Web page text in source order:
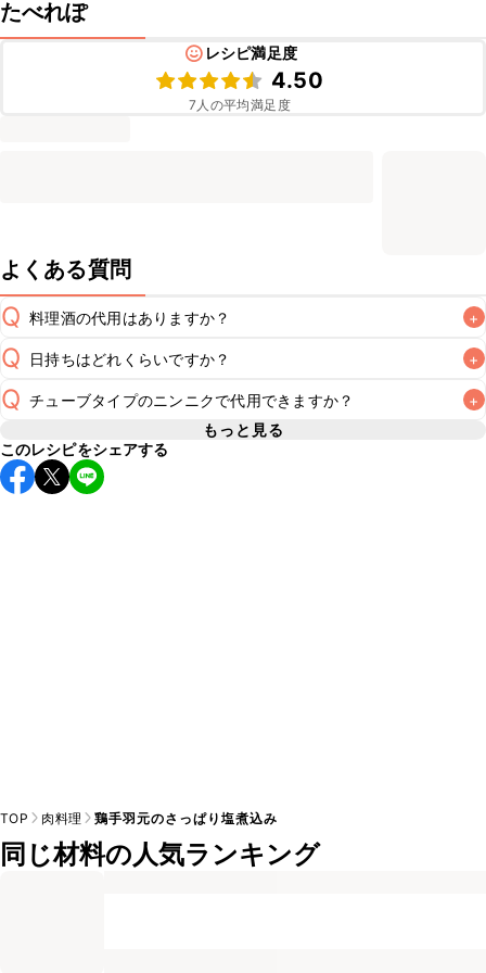
たべれぽ
レシピ満足度
4.50
7 人の平均満足度
よくある質問
Q 料理酒の代用はありますか？ +
A
Q 日持ちはどれくらいですか？ +
A
保存期間は冷蔵で翌日中が目安です。なるべくお早めにお召
※日持ちは目安です。
Q チューブタイプのニンニクで代用できますか？ +
A
チューブタイプのニンニクを使用してもお作りいただけま
す。小さじ1を目安に加え、お好みの風味になるようご調節く
もっと見る
このレシピをシェアする
TOP 肉料理 鶏手羽元のさっぱり塩煮込み
同じ材料の人気ランキング